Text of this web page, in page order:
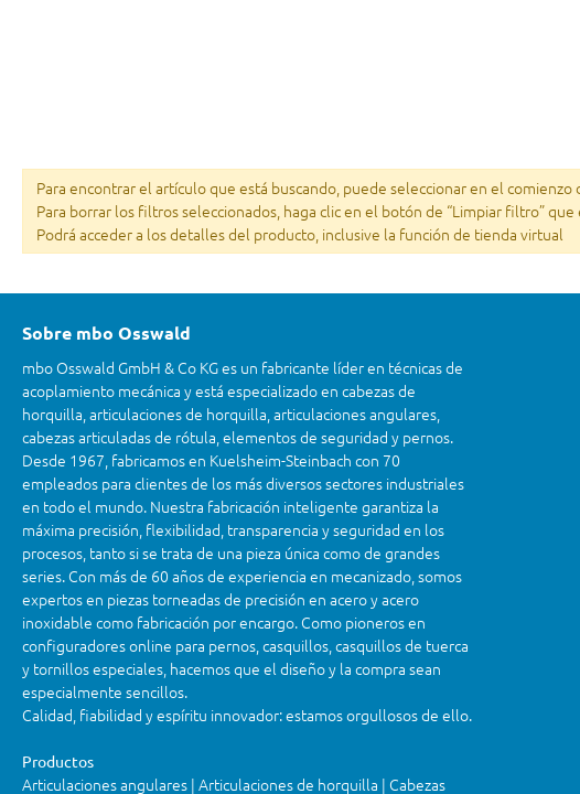
Para encontrar el artículo que está buscando, puede seleccionar en el
Para borrar los filtros seleccionados, haga clic en el botón de “Limpiar filtro”
Podrá acceder a los detalles del producto, inclusive la función de tienda virtual
Sobre mbo Osswald
mbo Osswald GmbH & Co KG es un fabricante líder en técnicas de
acoplamiento mecánica y está especializado en cabezas de
horquilla, articulaciones de horquilla, articulaciones angulares,
cabezas articuladas de rótula, elementos de seguridad y pernos.
Desde 1967, fabricamos en Kuelsheim-Steinbach con 70
empleados para clientes de los más diversos sectores industriales
en todo el mundo. Nuestra fabricación inteligente garantiza la
máxima precisión, flexibilidad, transparencia y seguridad en los
procesos, tanto si se trata de una pieza única como de grandes
series. Con más de 60 años de experiencia en mecanizado, somos
expertos en piezas torneadas de precisión en acero y acero
inoxidable como fabricación por encargo. Como pioneros en
configuradores online para pernos, casquillos, casquillos de tuerca
y tornillos especiales, hacemos que el diseño y la compra sean
especialmente sencillos.
Calidad, fiabilidad y espíritu innovador: estamos orgullosos de ello.
Productos
Articulaciones angulares | Articulaciones de horquilla | Cabezas